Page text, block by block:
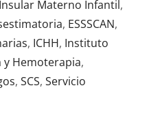
Materno Infantil,
, ESSSCAN,
, ICHH, Instituto
y Hemoterapia,
, SCS, Servicio